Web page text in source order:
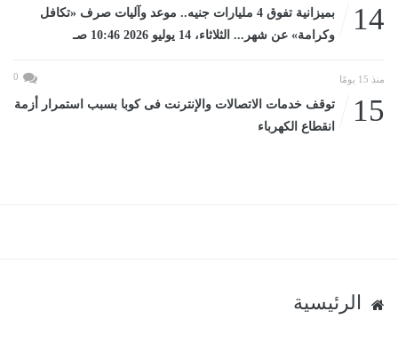
14
بميزانية تفوق 4 مليارات جنيه.. موعد وآليات صرف «تكافل
وكرامة» عن شهر... الثلاثاء، 14 يوليو 2026 10:46 صـ
منذ 15 يومًا 0
15
توقف خدمات الاتصالات والإنترنت فى كوبا بسبب استمرار أزمة
انقطاع الكهرباء
الرئيسية